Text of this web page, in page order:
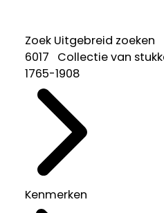
Zoek Uitgebreid zoeken
6017 Collectie van
1765-1908
Kenmerken